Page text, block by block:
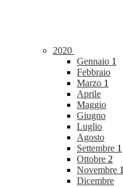
2020
Gennaio 1
Febbraio
Marzo 1
Aprile
Maggio
Giugno
Luglio
Agosto
Settembre 1
Ottobre 2
Novembre 1
Dicembre